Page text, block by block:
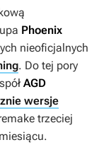
Phoenix
nieoficjalnych
. Do tej pory
AGD
wersje
trzeciej